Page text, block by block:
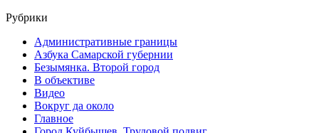
Рубрики
Административные границы
Азбука Самарской губернии
Безымянка. Второй город
В объективе
Видео
Вокруг да около
Главное